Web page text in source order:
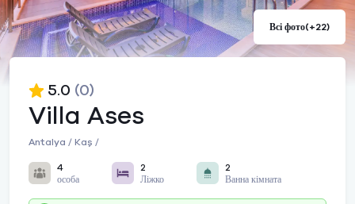
Всі фото(+22)
Villa Ases
Antalya / Kaş /
5.0 (0)
4
особа
2
Ліжко
2
Ванна кімната